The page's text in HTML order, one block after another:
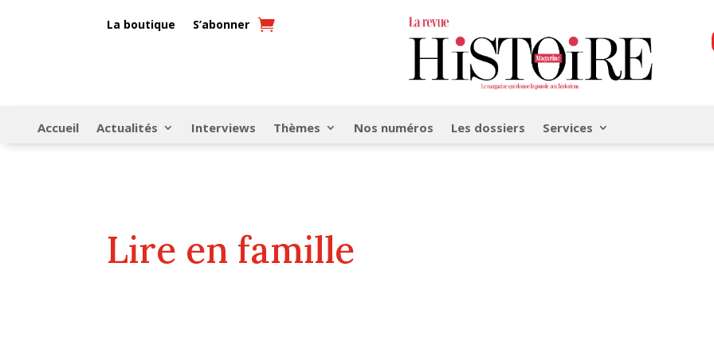
La boutique S’abonner
Accueil Actualités Interviews Thèmes Nos numéros Les dossiers Services
Lire en famille